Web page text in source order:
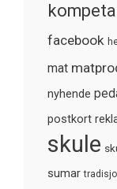
facebook
mat
nyhende
postkort
skule
sumar